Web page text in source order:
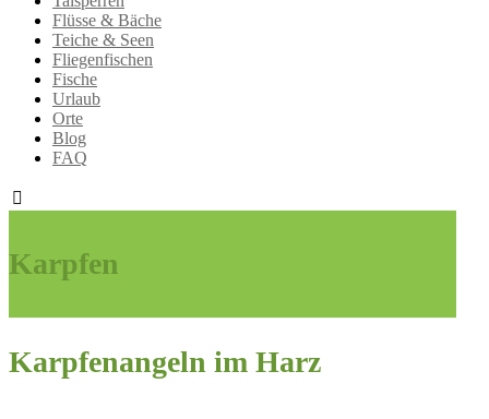
Flüsse & Bäche
Teiche & Seen
Fliegenfischen
Fische
Urlaub
Orte
Blog
FAQ
Karpfen
Karpfenangeln im Harz